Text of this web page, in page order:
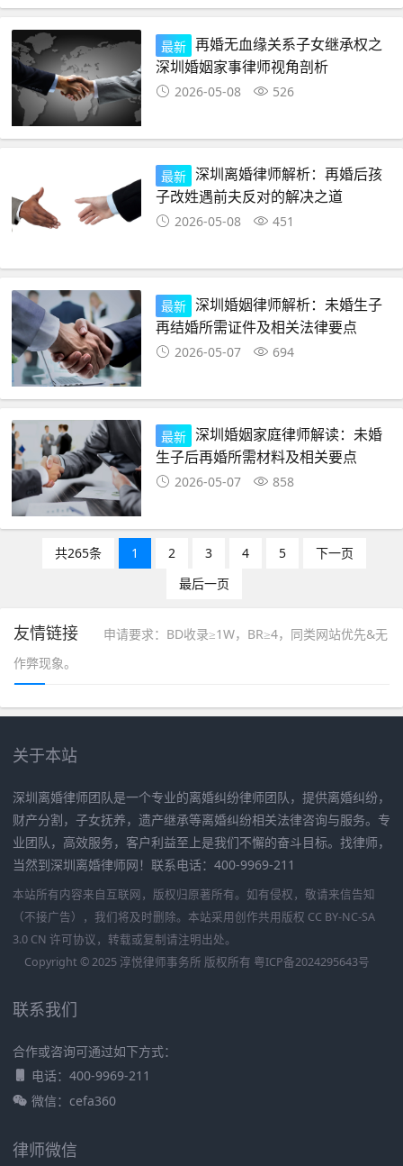
最新 再婚无血缘关系子女继承权之
深圳婚姻家事律师视角剖析
2026-05-08 526
最新 深圳离婚律师解析：再婚后孩
子改姓遇前夫反对的解决之道
2026-05-08 451
最新 深圳婚姻律师解析：未婚生子
再结婚所需证件及相关法律要点
2026-05-07 694
最新 深圳婚姻家庭律师解读：未婚
生子后再婚所需材料及相关要点
2026-05-07 858
共265条 1 2 3 4 5
下一页
最后一页
友情链接
申请要求：BD收录≥1W，BR≥4，同类网站优先&无
作弊现象。
关于本站
深圳离婚律师团队是一个专业的离婚纠纷律师团队，提供离婚纠纷，
财产分割，子女抚养，遗产继承等离婚纠纷相关法律咨询与服务。专
业团队，高效服务，客户利益至上是我们不懈的奋斗目标。找律师，
当然到深圳离婚律师网！联系电话：400-9969-211
本站所有内容来自互联网，版权归原著所有。如有侵权，敬请来信告知
（不接广告），我们将及时删除。本站采用创作共用版权 CC BY-NC-SA
3.0 CN 许可协议，转载或复制请注明出处。
Copyright © 2025 淳悦律师事务所 版权所有 粤ICP备2024295643号
联系我们
合作或咨询可通过如下方式：
电话：400-9969-211
微信：cefa360
律师微信